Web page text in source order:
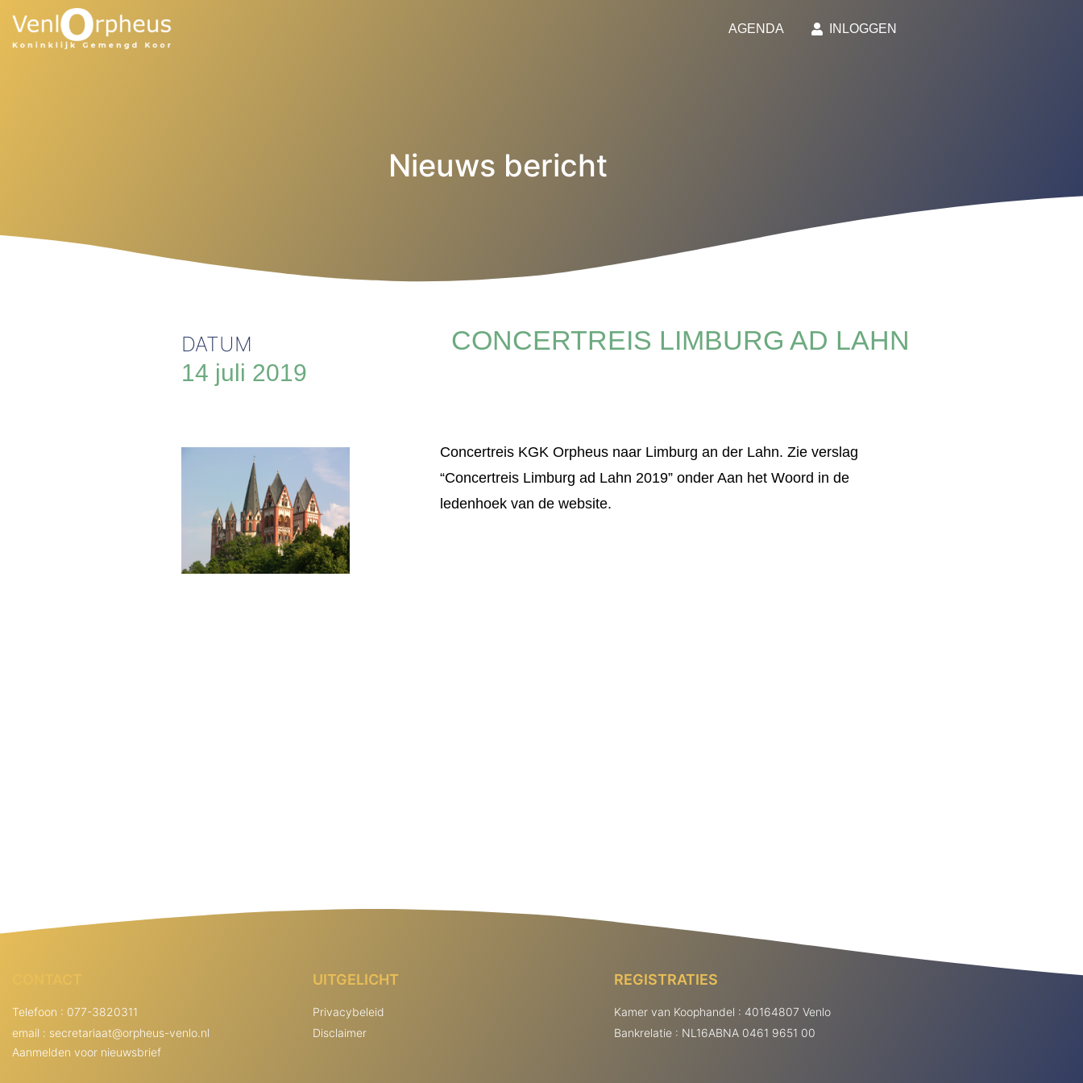
AGENDA INLOGGEN
Nieuws bericht
DATUM
14 juli 2019
CONCERTREIS LIMBURG AD LAHN
Concertreis KGK Orpheus naar Limburg an der Lahn. Zie verslag
“Concertreis Limburg ad Lahn 2019” onder Aan het Woord in de
ledenhoek van de website.
Telefoon : 077-3820311
email : secretariaat@orpheus-venlo.nl
Aanmelden voor nieuwsbrief
UITGELICHT
Privacybeleid
Disclaimer
REGISTRATIES
Kamer van Koophandel : 40164807 Venlo
Bankrelatie : NL16ABNA 0461 9651 00